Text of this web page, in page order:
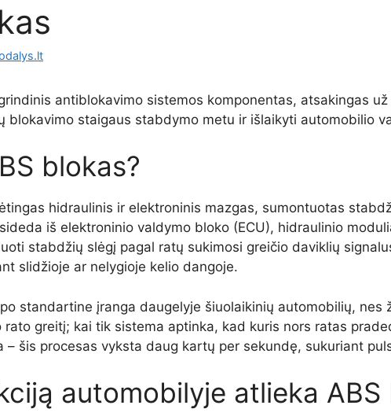
antiblokavimo sistemos komponentas, atsakingas
blokavimo staigaus stabdymo metu ir išlaikyti automobilio
blokas?
hidraulinis ir elektroninis mazgas, sumontuotas
iš elektroninio valdymo bloko (ECU), hidraulinio
stabdžių slėgį pagal ratų sukimosi greičio daviklių
slidžioje ar nelygioje kelio dangoje.
standartine įranga daugelyje šiuolaikinių automobilių,
rato greitį; kai tik sistema aptinka, kad kuris nors ratas
– šis procesas vyksta daug kartų per sekundę, sukuriant
automobilyje atlieka ABS